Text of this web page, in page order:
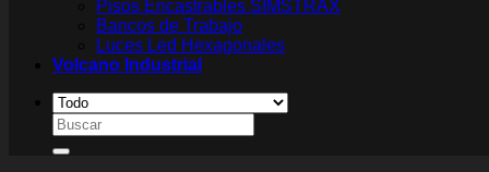
Pisos Encastrables SIMSTRAX
Bancos de Trabajo
Luces Led Hexagonales
Volcano Industrial
Buscar
por: